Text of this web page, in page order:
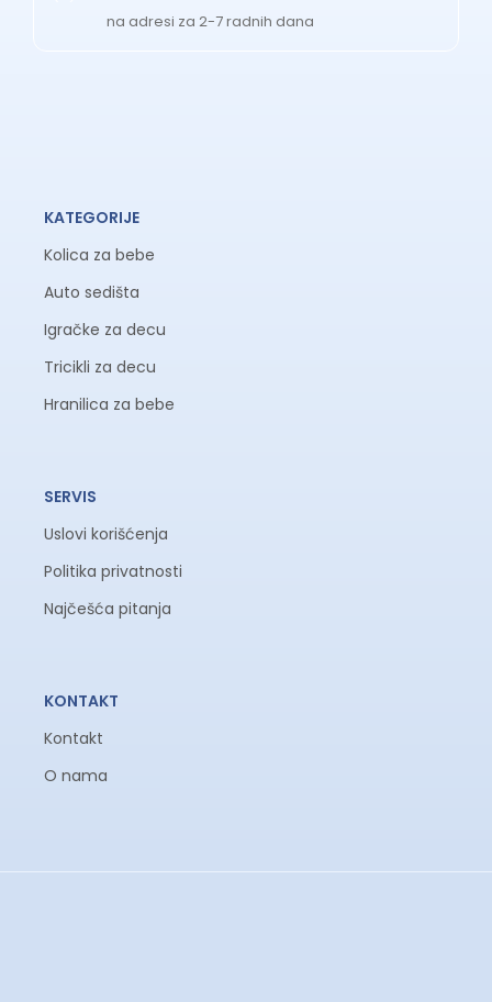
na adresi za 2-7 radnih dana
KATEGORIJE
Kolica za bebe
Auto sedišta
Igračke za decu
Tricikli za decu
Hranilica za bebe
SERVIS
Uslovi korišćenja
Politika privatnosti
Najčešća pitanja
KONTAKT
Kontakt
O nama